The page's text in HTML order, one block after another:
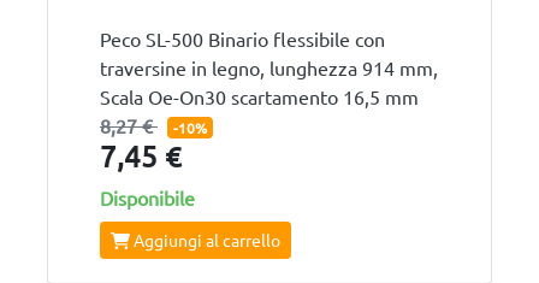
Peco SL-500 Binario flessibile con
traversine in legno, lunghezza 914 mm,
Scala Oe-On30 scartamento 16,5 mm
8,27 €
-10%
7,45 €
Disponibile
Aggiungi al carrello